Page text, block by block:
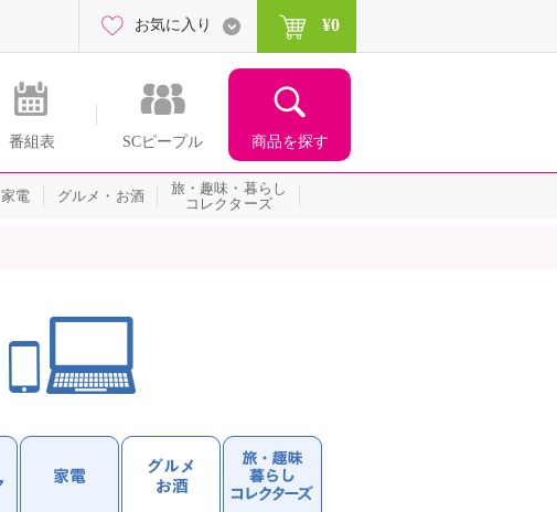
番組表 SCピープル 商品を探す
お気に入り ¥0
家電 グルメ・お酒
旅・趣味・暮らし
コレクターズ